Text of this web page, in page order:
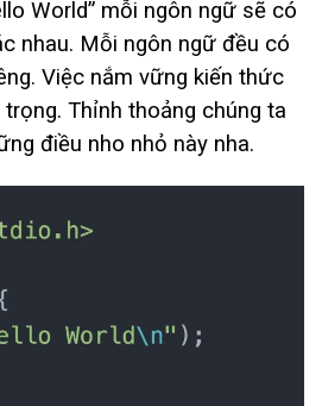
World” mỗi ngôn ngữ sẽ có
nhau. Mỗi ngôn ngữ đều có
Việc nắm vững kiến thức
Thỉnh thoảng chúng ta
điều nho nhỏ này nha.